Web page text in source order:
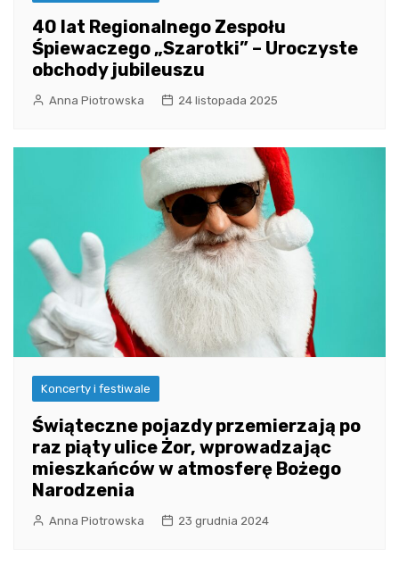
40 lat Regionalnego Zespołu
Śpiewaczego „Szarotki” – Uroczyste
obchody jubileuszu
Anna Piotrowska 24 listopada 2025
Koncerty i festiwale
Świąteczne pojazdy przemierzają po
raz piąty ulice Żor, wprowadzając
mieszkańców w atmosferę Bożego
Narodzenia
Anna Piotrowska 23 grudnia 2024